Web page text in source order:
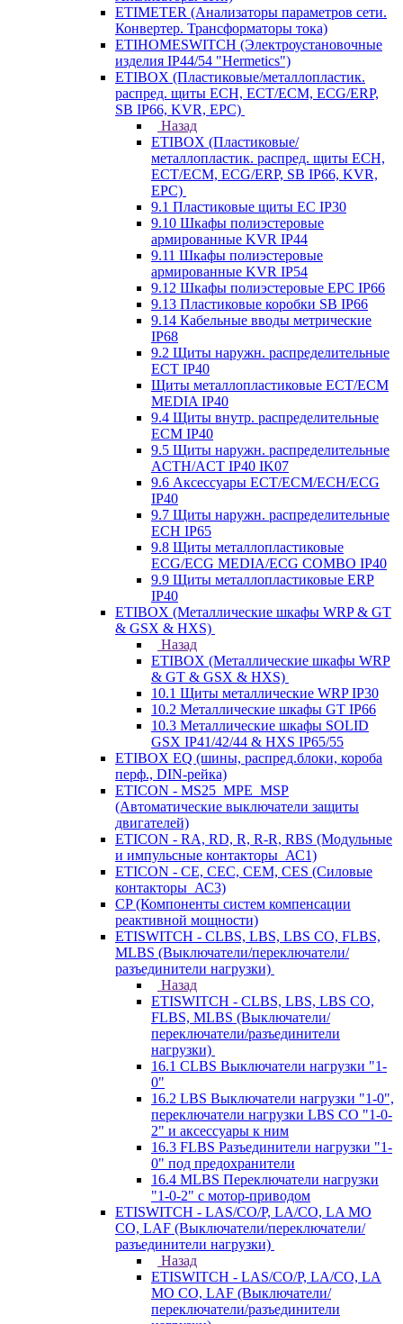
ETIMETER (Анализаторы параметров сети.
Конвертер. Трансформаторы тока)
ETIHOMESWITCH (Электроустановочные
изделия IP44/54 "Hermetics")
ETIBOX (Пластиковые/металлопластик.
распред. щиты ECH, ECT/ECM, ECG/ERP,
SB IP66, KVR, EPC)
Назад
ETIBOX (Пластиковые/
металлопластик. распред. щиты ECH,
ECT/ECM, ECG/ERP, SB IP66, KVR,
EPC)
9.1 Пластиковые щиты EC IP30
9.10 Шкафы полиэстеровые
армированные KVR IP44
9.11 Шкафы полиэстеровые
армированные KVR IP54
9.12 Шкафы полиэстеровые EPC IP66
9.13 Пластиковые коробки SB IP66
9.14 Кабельные вводы метрические
IP68
9.2 Щиты наружн. распределительные
ECT IP40
Щиты металлопластиковые ECT/ECM
MEDIA IP40
9.4 Щиты внутр. распределительные
ECМ IP40
9.5 Щиты наружн. распределительные
ACTH/ACT IP40 IK07
9.6 Аксессуары ECT/ECM/ECH/ECG
IP40
9.7 Щиты наружн. распределительные
ECH IP65
9.8 Щиты металлопластиковые
ECG/ECG MEDIA/ECG COMBO IP40
9.9 Щиты металлопластиковые ERP
IP40
ETIBOX (Металлические шкафы WRP & GT
& GSX & HXS)
Назад
ETIBOX (Металлические шкафы WRP
& GT & GSX & HXS)
10.1 Щиты металлические WRP IP30
10.2 Металлические шкафы GT IP66
10.3 Металлические шкафы SOLID
GSX IP41/42/44 & HXS IP65/55
ETIBOX EQ (шины, распред.блоки, короба
перф., DIN-рейка)
ETICON - MS25_MPE_MSP
(Автоматические выключатели защиты
двигателей)
ETICON - RA, RD, R, R-R, RBS (Модульные
и импульсные контакторы_АС1)
ETICON - CE, CEC, CEM, CES (Силовые
контакторы_АС3)
CP (Компоненты систем компенсации
реактивной мощности)
ETISWITCH - CLBS, LBS, LBS CO, FLBS,
MLBS (Выключатели/переключатели/
разъединители нагрузки)
Назад
ETISWITCH - CLBS, LBS, LBS CO,
FLBS, MLBS (Выключатели/
переключатели/разъединители
нагрузки)
16.1 CLBS Выключатели нагрузки "1-
0"
16.2 LBS Выключатели нагрузки "1-0",
переключатели нагрузки LBS CO "1-0-
2" и аксессуары к ним
16.3 FLBS Разъединители нагрузки "1-
0" под предохранители
16.4 MLBS Переключатели нагрузки
"1-0-2" с мотор-приводом
ETISWITCH - LAS/CO/P, LA/CO, LA MO
CO, LAF (Выключатели/переключатели/
разъединители нагрузки)
Назад
ETISWITCH - LAS/CO/P, LA/CO, LA
MO CO, LAF (Выключатели/
переключатели/разъединители